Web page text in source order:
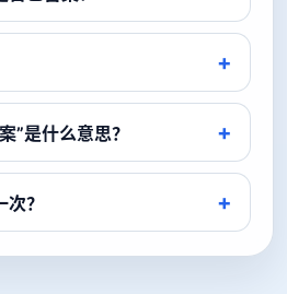
”是什么意思？
？